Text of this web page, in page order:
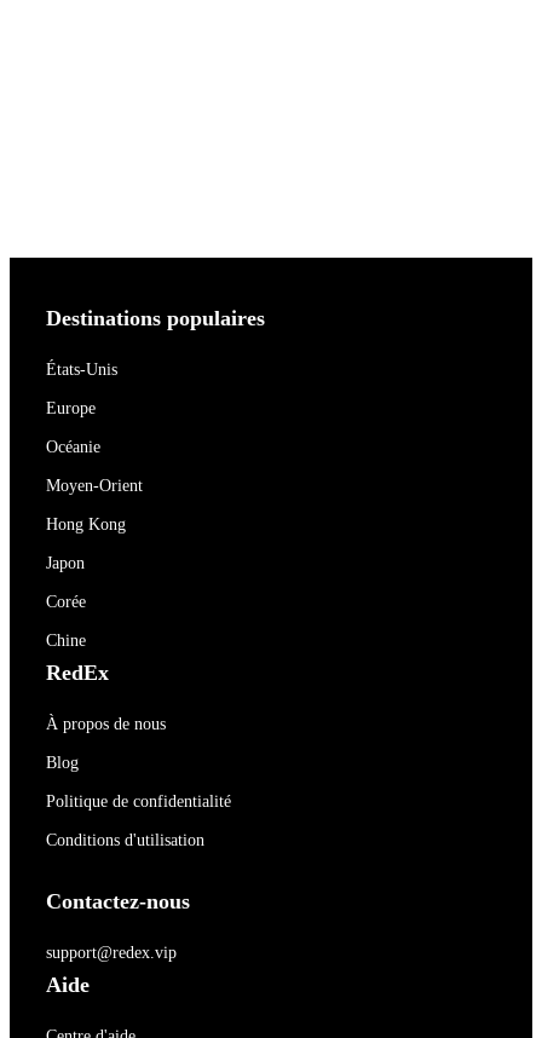
Destinations populaires
États-Unis
Europe
Océanie
Moyen-Orient
Hong Kong
Japon
Corée
Chine
RedEx
À propos de nous
Blog
Politique de confidentialité
Conditions d'utilisation
Contactez-nous
support@redex.vip
Aide